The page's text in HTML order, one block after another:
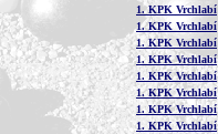
1. KPK Vrchlabí
1. KPK Vrchlabí
1. KPK Vrchlabí
1. KPK Vrchlabí
1. KPK Vrchlabí
1. KPK Vrchlabí
1. KPK Vrchlabí
1. KPK Vrchlabí